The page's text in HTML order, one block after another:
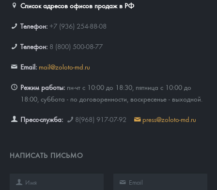
Список адресов офисов продаж в РФ
Телефон: +7 (936) 254-88-08
Телефон: 8 (800) 500-08-77
Email: mail@zoloto-md.ru
Режим работы: пн-чт с 10:00 до 18:30, пятница с 10:00 до
18:00, суббота - по договоренности, воскресенье - выходной.
Пресс-служба: 8(968) 917-07-92 press@zoloto-md.ru
НАПИСАТЬ ПИСЬМО